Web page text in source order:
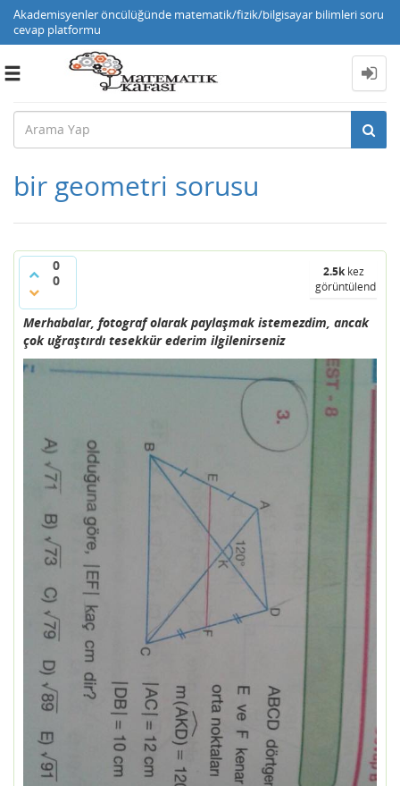
Akademisyenler öncülüğünde matematik/fizik/bilgisayar bilimleri soru
cevap platformu
Toggle
bir geometri sorusu
0
0
2.5kkez
görüntülendi
Merhabalar, fotograf olarak paylaşmak istemezdim, ancak
çok uğraştırdı tesekkür ederim ilgilenirseniz